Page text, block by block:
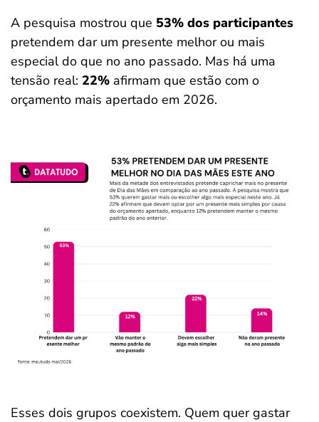
A pesquisa mostrou que 53% dos participantes
pretendem dar um presente melhor ou mais
especial do que no ano passado. Mas há uma
tensão real: 22% afirmam que estão com o
orçamento mais apertado em 2026.
Esses dois grupos coexistem. Quem quer gastar